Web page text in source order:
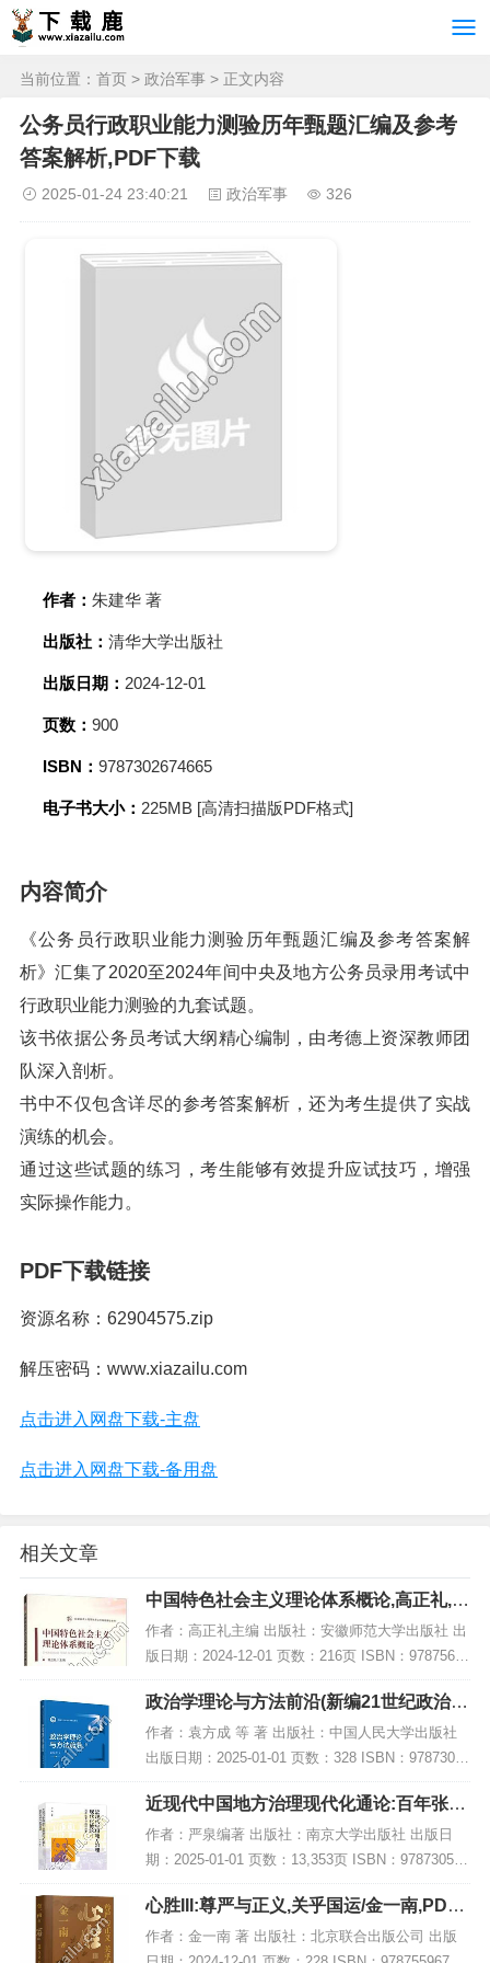
当前位置： 首页 > 政治军事 > 正文内容
公务员行政职业能力测验历年甄题汇编及参考
答案解析,PDF下载
2025-01-24 23:40:21 政治军事 326
作者： 朱建华 著
出版社： 清华大学出版社
出版日期： 2024-12-01
页数： 900
ISBN： 9787302674665
电子书大小： 225MB [高清扫描版PDF格式]
内容简介
《公务员行政职业能力测验历年甄题汇编及参考答案解
析》汇集了2020至2024年间中央及地方公务员录用考试中
行政职业能力测验的九套试题。
该书依据公务员考试大纲精心编制，由考德上资深教师团
队深入剖析。
书中不仅包含详尽的参考答案解析，还为考生提供了实战
演练的机会。
通过这些试题的练习，考生能够有效提升应试技巧，增强
实际操作能力。
PDF下载链接
资源名称：62904575.zip
解压密码：www.xiazailu.com
点击进入网盘下载-主盘
点击进入网盘下载-备用盘
相关文章
中国特色社会主义理论体系概论,高正礼,P
DF电子书网盘下载
作者：高正礼主编 出版社：安徽师范大学出版社 出
版日期：2024-12-01 页数：216页 ISBN：97875676
17032 电子书大小：224MB [高清扫描版PDF格式]
内容简介...
政治学理论与方法前沿(新编21世纪政治学
系列教材),PDF下载
作者：袁方成 等 著 出版社：中国人民大学出版社
出版日期：2025-01-01 页数：328 ISBN：97873003
28423 电子书大小：231MB [高清扫描版PDF格式]
内容简...
近现代中国地方治理现代化通论:百年张謇
与路径探索,PDF下载
作者：严泉编著 出版社：南京大学出版社 出版日
期：2025-01-01 页数：13,353页 ISBN：978730528
1747 电子书大小：238MB [高清扫描版PDF格式] 内
容简介...
心胜III:尊严与正义,关乎国运/金一南,PDF
电子书下载
作者：金一南 著 出版社：北京联合出版公司 出版